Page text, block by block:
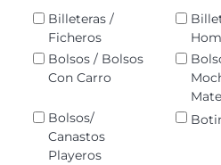
Billeteras /
Ficheros
Bolsos / Bolsos
Con Carro
Bolsos/
Canastos
Playeros